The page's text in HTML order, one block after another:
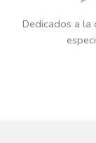
Dedicados a la